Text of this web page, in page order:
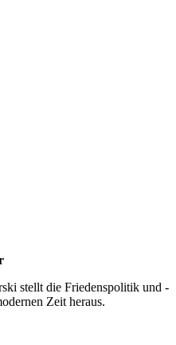
stellt die Friedenspolitik und -
Zeit heraus.